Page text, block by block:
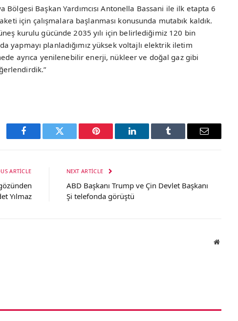
Bölgesi Başkan Yardımcısı Antonella Bassani ile ilk etapta 6
için çalışmalara başlanması konusunda mutabık kaldık.
kurulu gücünde 2035 yılı için belirlediğimiz 120 bin
yapmayı planladığımız yüksek voltajlı elektrik iletim
ayrıca yenilenebilir enerji, nükleer ve doğal gaz gibi
Facebook Twitter Pinterest LinkedIn Tumblr Email
ARTICLE
Yılmaz
NEXT ARTICLE
ABD Başkanı Trump ve Çin Devlet Başkanı
Şi telefonda görüştü
Website